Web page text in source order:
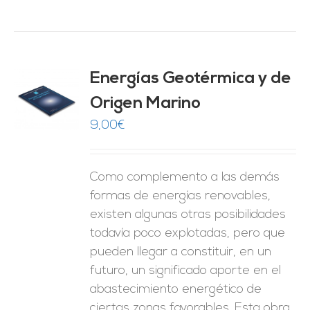
Energías Geotérmica y de
Origen Marino
9,00€
Como complemento a las demás
formas de energías renovables,
existen algunas otras posibilidades
todavía poco explotadas, pero que
pueden llegar a constituir, en un
futuro, un significado aporte en el
abastecimiento energético de